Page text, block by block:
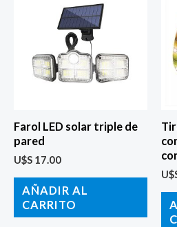
Farol LED solar triple de
pared
U$S 17.00
AÑADIR AL
CARRITO